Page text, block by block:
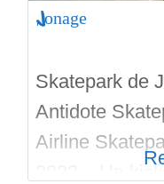
Jonage
Skatepark de
Antidote
Airline
2022. Un